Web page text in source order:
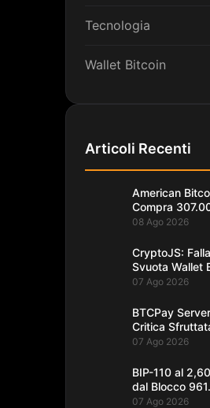
Tecnologia
Wallet Bitcoin
Articoli Recenti
American
Compra
per 1,93M$
08 Ago 2026
CryptoJS:
Svuota Wallet
$5,7M
07 Ago 2026
BTCPay
Critica
alla 2.4.2
07 Ago 2026
BIP-110 al
dal Blocco
07 Ago 2026